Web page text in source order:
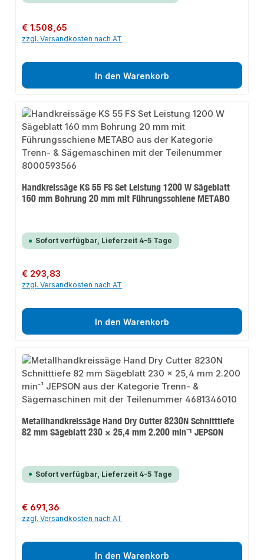
Regulärer Preis:
€ 1.508,65
zzgl. Versandkosten nach AT
In den Warenkorb
Handkreissäge KS 55 FS Set Leistung 1200 W Sägeblatt
160 mm Bohrung 20 mm mit Führungsschiene METABO
Sofort verfügbar, Lieferzeit 4-5 Tage
Regulärer Preis:
€ 293,83
zzgl. Versandkosten nach AT
In den Warenkorb
Metallhandkreissäge Hand Dry Cutter 8230N Schnitttiefe
82 mm Sägeblatt 230 × 25,4 mm 2.200 min⁻¹ JEPSON
Sofort verfügbar, Lieferzeit 4-5 Tage
Regulärer Preis:
€ 691,36
zzgl. Versandkosten nach AT
In den Warenkorb